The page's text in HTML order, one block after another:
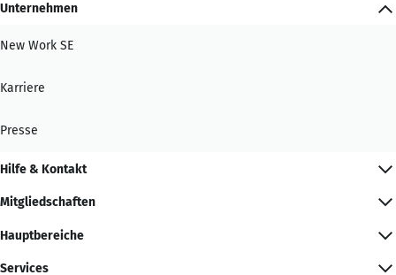
Unternehmen
New Work SE
Karriere
Presse
Hilfe & Kontakt
Mitgliedschaften
Hauptbereiche
Services